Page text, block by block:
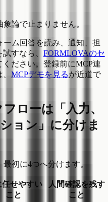
論で止まりません。
ム回答を読み、通知、担
すなら、 FORMLOVAのセ
ください。登録前にMCP連
MCPデモを見るが近道で
ローは「入力、
ョン」に分けま
初に4つへ分けます。
せやすい
こと
人間確認を残す
こと